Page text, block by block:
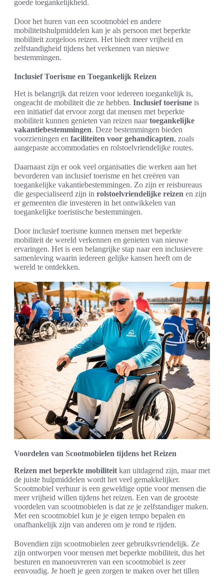
goede toegankelijkheid.
Door het huren van een scootmobiel en andere
mobiliteitshulpmiddelen kan je als persoon met beperkte
mobiliteit zorgeloos reizen. Het biedt meer vrijheid en
zelfstandigheid tijdens het verkennen van nieuwe
bestemmingen.
Inclusief Toerisme en Toegankelijk Reizen
Het is belangrijk dat reizen voor iedereen toegankelijk is,
ongeacht de mobiliteit die ze hebben. Inclusief toerisme is
een initiatief dat ervoor zorgt dat mensen met beperkte
mobiliteit kunnen genieten van reizen naartoegankelijke
vakantiebestemmingen. Deze bestemmingen bieden
voorzieningen en faciliteiten voor gehandicapten, zoals
aangepaste accommodaties en rolstoelvriendelijke routes.
Daarnaast zijn er ook veel organisaties die werken aan het
bevorderen van inclusief toerisme en het creëren van
toegankelijke vakantiebestemmingen. Zo zijn er reisbureaus
die gespecialiseerd zijn in rolstoelvriendelijke reizen en zijn
er gemeenten die investeren in het ontwikkelen van
toegankelijke toeristische bestemmingen.
Door inclusief toerisme kunnen mensen met beperkte
mobiliteit de wereld verkennen en genieten van nieuwe
ervaringen. Het is een belangrijke stap naar een inclusievere
samenleving waarin iedereen gelijke kansen heeft om de
wereld te ontdekken.
Voordelen van Scootmobielen tijdens het Reizen
Reizen met beperkte mobiliteit kan uitdagend zijn, maar met
de juiste hulpmiddelen wordt het veel gemakkelijker.
Scootmobiel verhuur is een geweldige optie voor mensen die
meer vrijheid willen tijdens het reizen. Een van de grootste
voordelen van scootmobielen is dat ze je zelfstandiger maken.
Met een scootmobiel kun je je eigen tempo bepalen en
onafhankelijk zijn van anderen om je rond te rijden.
Bovendien zijn scootmobielen zeer gebruiksvriendelijk. Ze
zijn ontworpen voor mensen met beperkte mobiliteit, dus het
besturen en manoeuvreren van een scootmobiel is zeer
eenvoudig. Je hoeft je geen zorgen te maken over het tillen